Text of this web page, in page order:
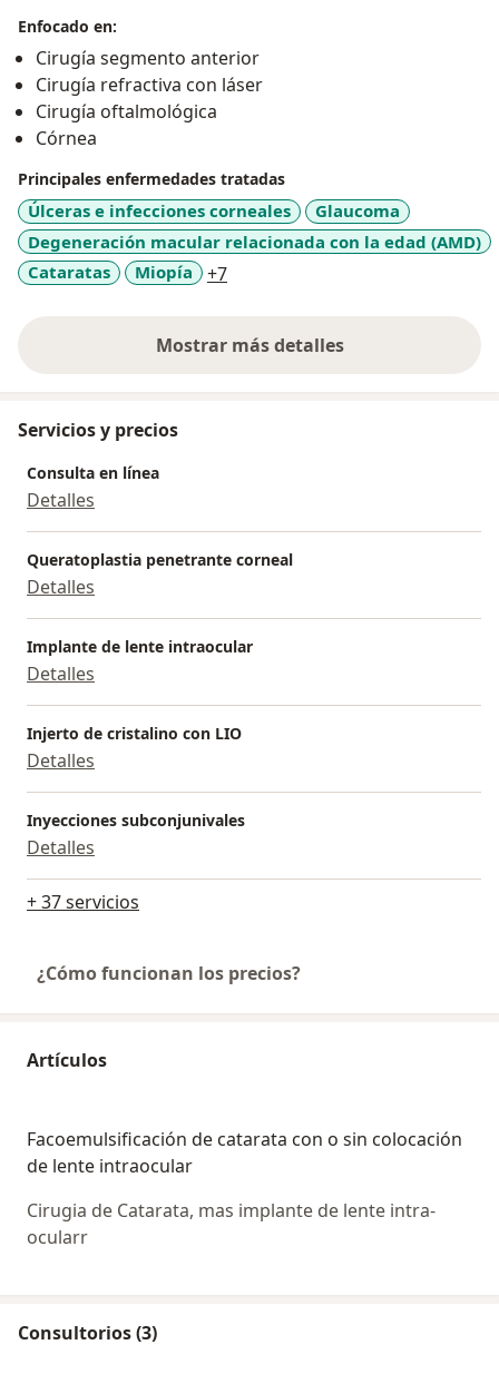
Subespecialidad:
Hadassah University Hospital, Jerusale´n Israel.
(10/2013 – 10/2014)
Clinical Observership Fellow:
Ocular. Bascom Palmer Eye Institute, University of
Miami.
Publicacion: Alejandro Villarreal M.D, Prof. Igor
Kaiserman. (2012). Keratoconus and Eye Rubbing. In:
Adel Barbara MD, Yaron Rabinowitz MD, Textbook on
Keratoconus, New Insights. Jaypee. Chapter 4.
Enfocado en:
Cirugía segmento anterior
Cirugía refractiva con láser
Cirugía oftalmológica
Córnea
Principales enfermedades tratadas
Úlceras e infecciones corneales
Glaucoma
Degeneración macular relacionada con la edad (AMD)
Cataratas
Miopía +7a11y_sr_more_diseases
Mostrar más detalles
sobre la experiencia
Servicios y precios
Consulta en línea
Detalles
Queratoplastia penetrante corneal
Detalles
Implante de lente intraocular
Detalles
Injerto de cristalino con LIO
Detalles
Inyecciones subconjunivales
Detalles
+ 37 servicios
¿Cómo funcionan los precios?
Artículos
Facoemulsificación de catarata con o sin colocación
de lente intraocular
Cirugia de Catarata, mas implante de lente intra-
ocularr
Consultorios (3)